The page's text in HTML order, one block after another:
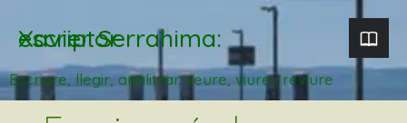
Xavier Serrahima: escriptor
Escriure, llegir, analitzar. veure, viure i reviure